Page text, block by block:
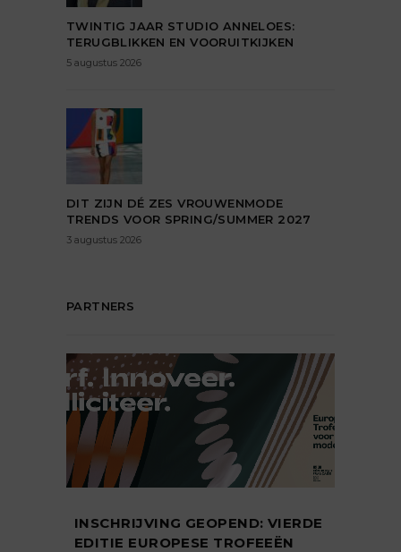
TWINTIG JAAR STUDIO ANNELOES:
TERUGBLIKKEN EN VOORUITKIJKEN
5 augustus 2026
DIT ZIJN DÉ ZES VROUWENMODE
TRENDS VOOR SPRING/SUMMER 2027
3 augustus 2026
PARTNERS
INSCHRIJVING GEOPEND: VIERDE
EDITIE EUROPESE TROFEEËN